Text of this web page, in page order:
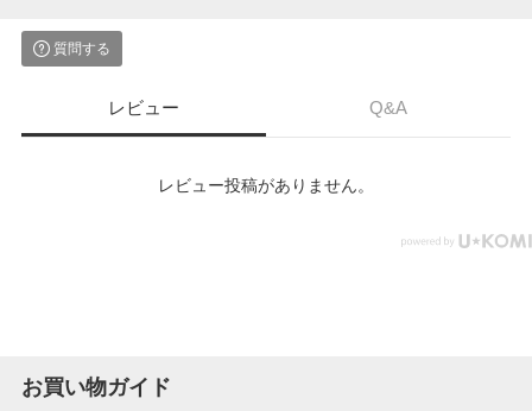
質問する
レビュー Q&A
レビュー投稿がありません。
お買い物ガイド